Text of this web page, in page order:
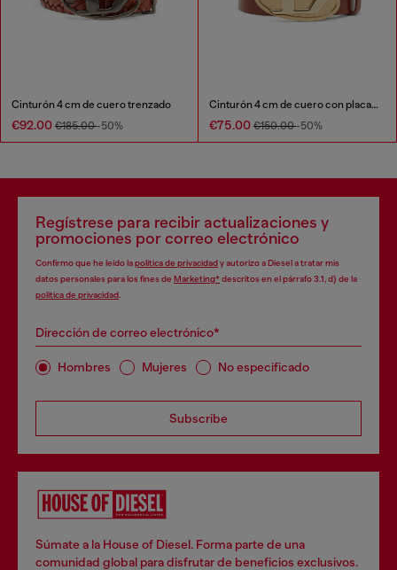
Cinturón 4 cm de cuero trenzado
€92.00 €185.00-50%
Cinturón 4 cm de cuero con placa Oval D
€75.00 €150.00-50%
Regístrese para recibir actualizaciones y
promociones por correo electrónico
Confirmo que he leído lapolítica de privacidady autorizo a Diesel a tratar mis
datos personales para los fines de Marketing*descritos en el párrafo 3.1, d) de la
política de privacidad
Dirección de correo electrónico*
Hombres Mujeres No especificado
Subscribe
Súmate a la House of Diesel. Forma parte de una
comunidad global para disfrutar de beneficios exclusivos.